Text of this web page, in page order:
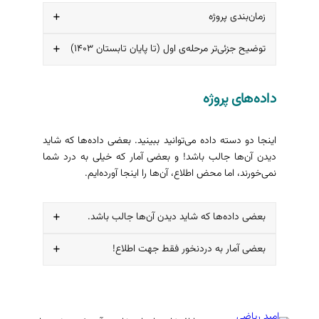
زمان‌بندی پروژه
در پایان هر سال انتظار داریم به این خروجی‌ها
توضیح جزئی‌تر مرحله‌ی اول (تا پایان تابستان ۱۴۰۳)
در هر فصل انجام بدهیم را به تفکیک پروژه و زمانی
معلوم کرده‌ایم.
تالیف کتاب‌های موضوعی
داده‌های پروژه
اینجا دو دسته داده می‌توانید ببینید. بعضی داده‌ها که شاید
دیدن آن‌ها جالب باشد! و بعضی آمار که خیلی به درد شما
نمی‌خورند، اما محض اطلاع، آن‌ها را اینجا آورده‌ایم.
بعضی داده‌ها که شاید دیدن آن‌ها جالب باشد.
میزان پیشرفت پروژه‌ها
بعضی آمار به ‌دردنخور فقط جهت اطلاع!